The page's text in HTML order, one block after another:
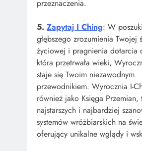
przeznaczenia.
5. Zapytaj I Ching: W
głębszego zrozumienia Twojej
życiowej i pragnienia dotarcia
która przetrwała wieki,
staje się Twoim niezawodnym
przewodnikiem. Wyrocznia I-
również jako Księga
najstarszych i najbardziej
systemów wróżbiarskich na
oferujący unikalne wglądy i